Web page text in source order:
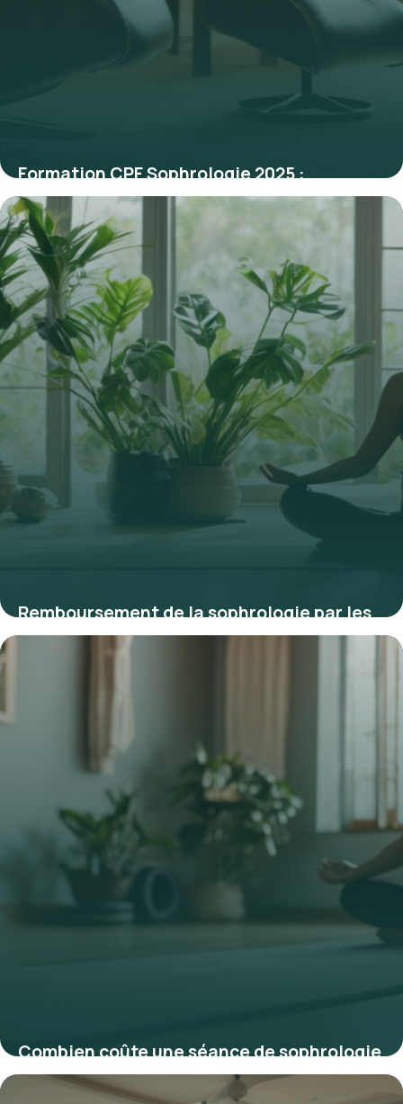
Formation CPF Sophrologie 2025 :
Opportunités et Alternatives après le
RNCP
12 mars 2026
Remboursement de la sophrologie par les
mutuelles en 2025 : ce que vous devez
Combien coûte une séance de sophrologie
en 2025 : tarifs et conseils